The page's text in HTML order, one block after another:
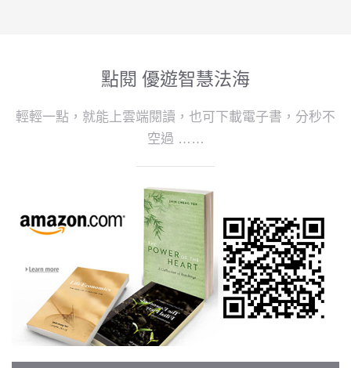
點閱 優遊智慧法海
輕輕一點，就能上雲端閱讀，也可下載電子書，分秒不
空過 ……